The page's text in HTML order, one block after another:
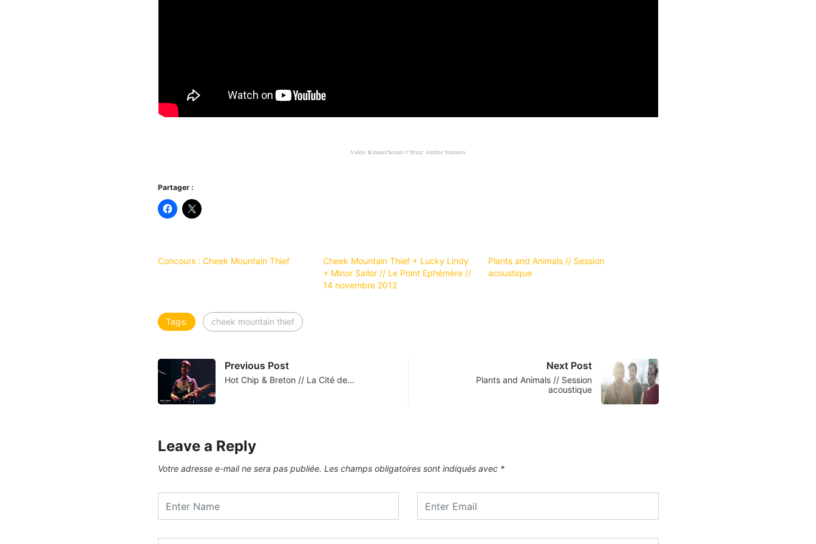
Vidéo: Kirana Chesnel // Texte: Aurélie Tournois
Partager :
Concours : Cheek Mountain Thief
Cheek Mountain Thief + Lucky Lindy
+ Minor Sailor // Le Point Ephémère //
14 novembre 2012
Plants and Animals // Session
acoustique
Tags: cheek mountain thief
Previous Post
Hot Chip & Breton // La Cité de…
Next Post
Plants and Animals // Session
acoustique
Leave a Reply
Votre adresse e-mail ne sera pas publiée. Les champs obligatoires sont indiqués avec *